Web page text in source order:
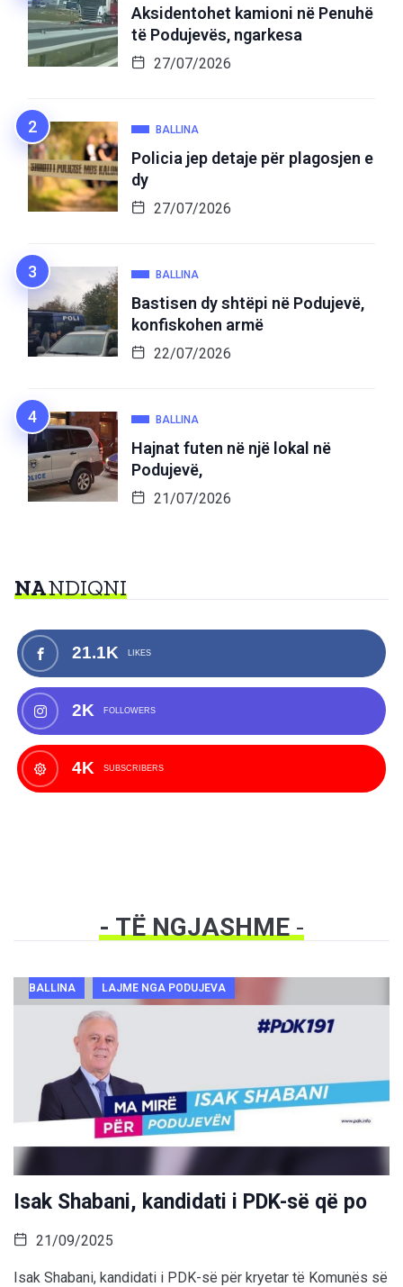
Aksidentohet kamioni në Penuhë
të Podujevës, ngarkesa
27/07/2026
BALLINA
Policia jep detaje për plagosjen e
dy
27/07/2026
BALLINA
Bastisen dy shtëpi në Podujevë,
konfiskohen armë
22/07/2026
BALLINA
Hajnat futen në një lokal në
Podujevë,
21/07/2026
NANDIQNI
21.1K LIKES
2K FOLLOWERS
4K SUBSCRIBERS
- TË NGJASHME-
BALLINA LAJME NGA PODUJEVA
Isak Shabani, kandidati i PDK-së që po
21/09/2025
Isak Shabani, kandidati i PDK-së për kryetar të Komunës së